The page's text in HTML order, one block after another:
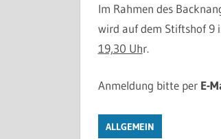
Im Rahmen des
wird auf dem Stiftshof 9
19,30 Uhr.
Anmeldung bitte per E-
ALLGEMEIN